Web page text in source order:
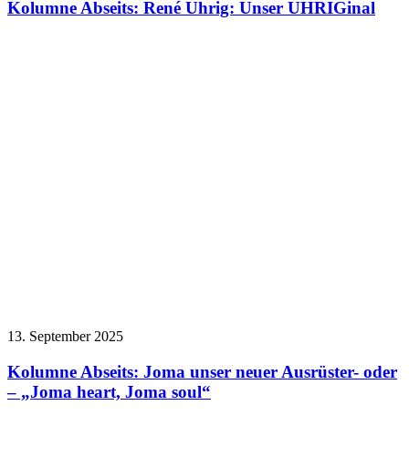
Kolumne Abseits: René Uhrig: Unser UHRIGinal
13. September 2025
Kolumne Abseits: Joma unser neuer Ausrüster- oder
– „Joma heart, Joma soul“